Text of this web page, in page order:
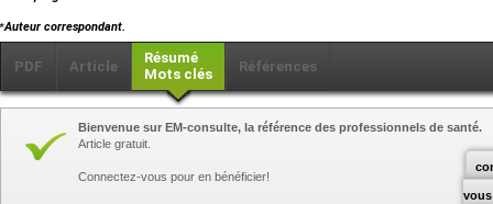
⁎Auteur correspondant.
PDF Article
Résumé
Mots clés
Références
vous
Bienvenue sur EM-consulte, la référence des professionnels de santé.
Article gratuit.
Connectez-vous pour en bénéficier!